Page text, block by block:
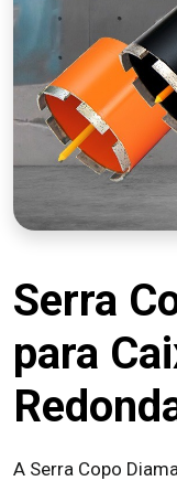
Serra
para
A Serra Copo